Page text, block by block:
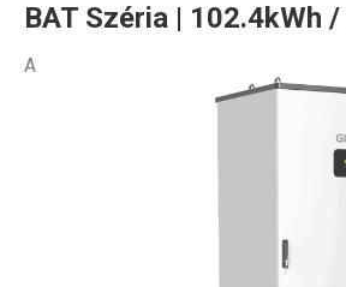
BAT Széria | 102.4kWh
A